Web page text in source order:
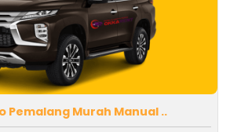
Pemalang Murah Manual ..